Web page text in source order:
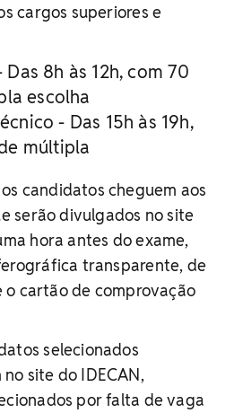
cargos superiores e
8h às 12h, com 70
escolha
- Das 15h às 19h,
múltipla
candidatos cheguem aos
serão divulgados no site
hora antes do exame,
transparente, de
cartão de comprovação
selecionados
site do IDECAN,
por falta de vaga